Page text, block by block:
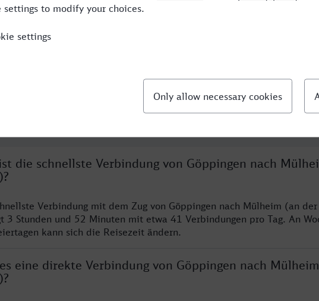
die schnellste Verbindung von Göppingen nach
Verbindung mit dem Zug von Göppingen nach Mülheim (an der
3 Stunden und 52 Minuten mit etwa 41 Verbindungen pro Tag. An
kann sich die Reisezeit ändern.
eine direkte Verbindung von Göppingen nach